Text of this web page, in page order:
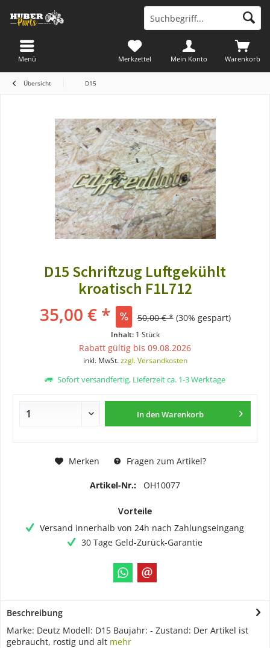
Warenkorb
Merkzettel Mein Konto
Menü
Übersicht D15
D15 Schriftzug Luftgekühlt
kroatisch F1L712
35,00 € * 50,00 € * (30% gespart)
Inhalt: 1 Stück
Rabatt gültig bis 09.08.2026
inkl. MwSt.zzgl. Versandkosten
Sofort versandfertig, Lieferzeit ca. 1-3 Werktage
In denWarenkorb
Merken Fragen zum Artikel?
Artikel-Nr.: OH10077
Vorteile
Versand innerhalb von 24h nach Zahlungseingang
30 Tage Geld-Zurück-Garantie
Beschreibung
Marke: Deutz Modell: D15 Baujahr: - Zustand: Der Artikel ist
gebraucht, rostig und alt mehr